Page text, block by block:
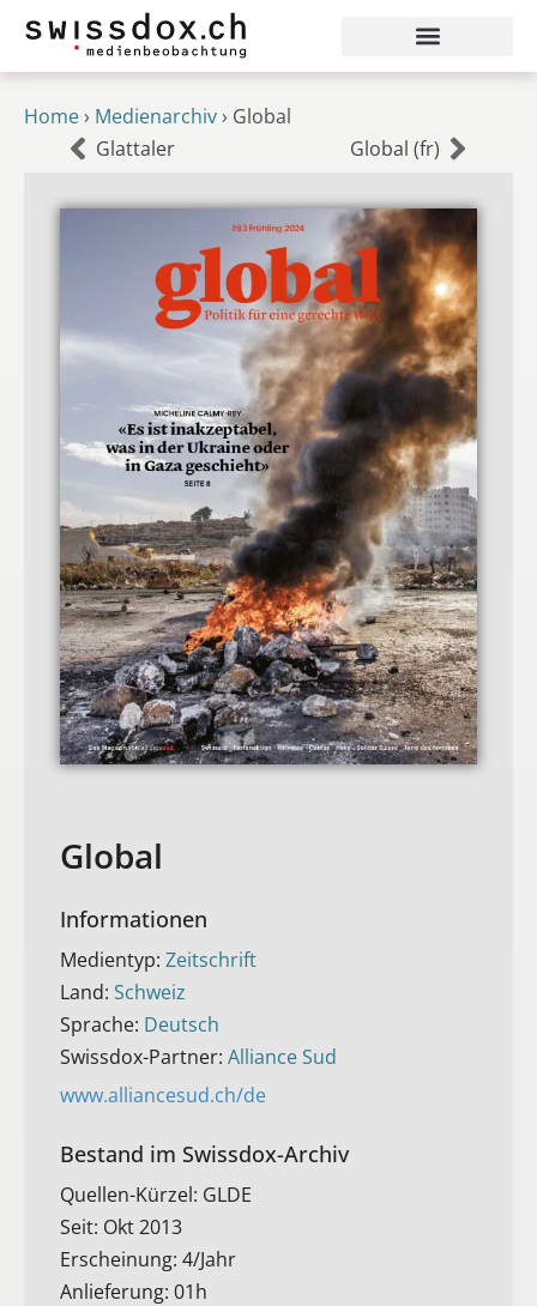
Home› Medienarchiv› Global
Glattaler
Global (fr)
Global
Informationen
Medientyp: Zeitschrift
Land: Schweiz
Sprache: Deutsch
Swissdox-Partner: Alliance Sud
www.alliancesud.ch/de
Bestand im Swissdox-Archiv​
Quellen-Kürzel: GLDE
Seit: Okt 2013
Erscheinung: 4/Jahr
Anlieferung: 01h